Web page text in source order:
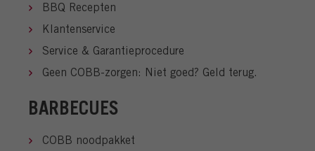
BBQ Recepten
Klantenservice
Service & Garantieprocedure
Geen COBB-zorgen: Niet goed? Geld terug.
BARBECUES
COBB noodpakket